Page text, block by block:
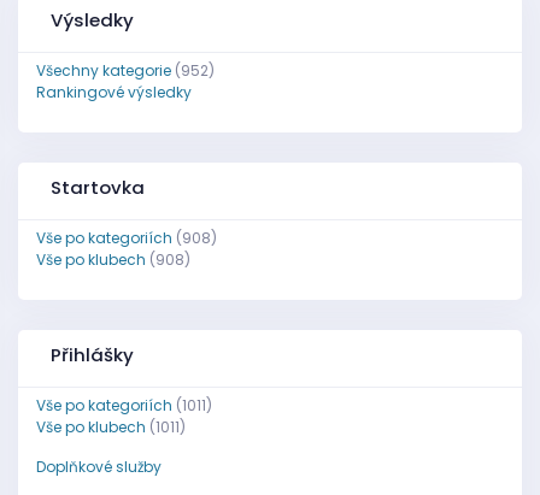
Výsledky
Všechny kategorie(952)
Rankingové výsledky
Startovka
Vše po kategoriích (908)
Vše po klubech (908)
Přihlášky
Vše po kategoriích (1011)
Vše po klubech (1011)
Doplňkové služby